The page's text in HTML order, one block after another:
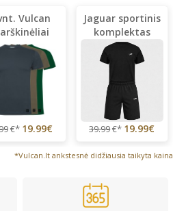
Vulcan
€* 19.99€
Jaguar sportinis
komplektas
39.99€* 19.99€
*Vulcan.lt ankstesnė didžiausia taikyta kaina